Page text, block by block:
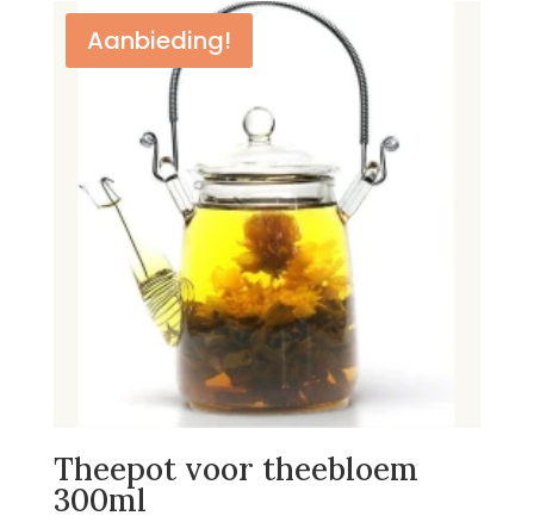
Aanbieding!
Theepot voor theebloem
300ml